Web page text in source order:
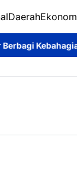
Daerah
Jamaah